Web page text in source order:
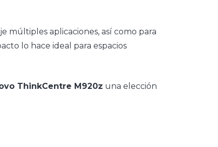
múltiples aplicaciones, así como para
lo hace ideal para espacios
ThinkCentre M920z una elección